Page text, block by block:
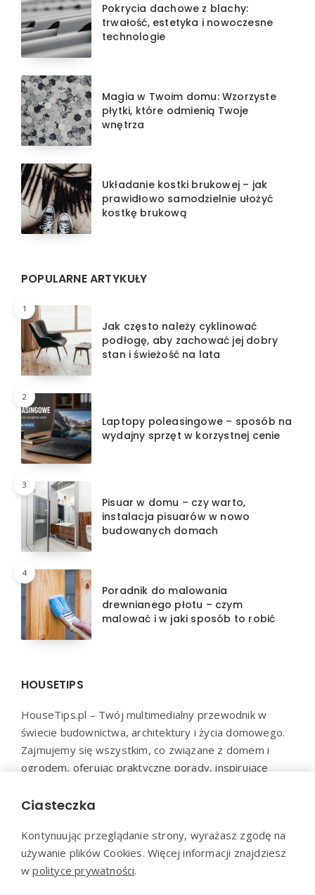
Pokrycia dachowe z blachy:
trwałość, estetyka i nowoczesne
technologie
Magia w Twoim domu: Wzorzyste
płytki, które odmienią Twoje
wnętrza
Układanie kostki brukowej – jak
prawidłowo samodzielnie ułożyć
kostkę brukową
POPULARNE ARTYKUŁY
1
Jak często należy cyklinować
podłogę, aby zachować jej dobry
stan i świeżość na lata
2
Laptopy poleasingowe – sposób na
wydajny sprzęt w korzystnej cenie
3
Pisuar w domu – czy warto,
instalacja pisuarów w nowo
budowanych domach
4
Poradnik do malowania
drewnianego płotu – czym
malować i w jaki sposób to robić
HOUSETIPS
HouseTips.pl – Twój multimedialny przewodnik w
świecie budownictwa, architektury i życia domowego.
Zajmujemy się wszystkim, co związane z domem i
ogrodem, oferując praktyczne porady, inspirujące
konsultacje. HouseTips.pl to miejsce, gdzie marzenia o
Ciasteczka
Kontynuując przeglądanie strony, wyrażasz zgodę na
używanie plików Cookies. Więcej informacji znajdziesz
wpolityce prywatności.